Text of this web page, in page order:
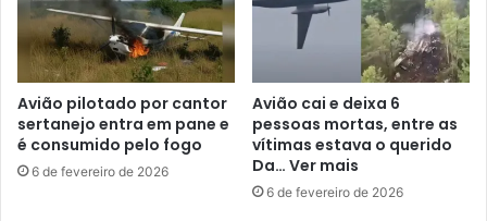
Avião pilotado por cantor
sertanejo entra em pane e
é consumido pelo fogo
6 de fevereiro de 2026
Avião cai e deixa 6
pessoas mortas, entre as
vítimas estava o querido
Da… Ver mais
6 de fevereiro de 2026